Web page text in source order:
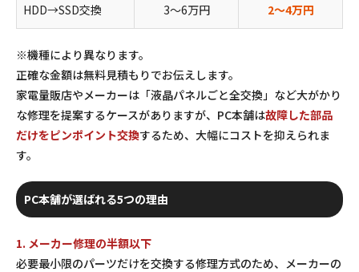
HDD→SSD交換 3〜6万円 2〜4万円
※機種により異なります。
正確な金額は無料見積もりでお伝えします。
家電量販店やメーカーは「液晶パネルごと全交換」など大がかり
な修理を提案するケースがありますが、PC本舗は故障した部品
だけをピンポイント交換するため、大幅にコストを抑えられま
す。
PC本舗が選ばれる5つの理由
1. メーカー修理の半額以下
必要最小限のパーツだけを交換する修理方式のため、メーカーの